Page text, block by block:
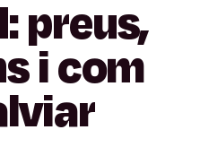
preus,
icom